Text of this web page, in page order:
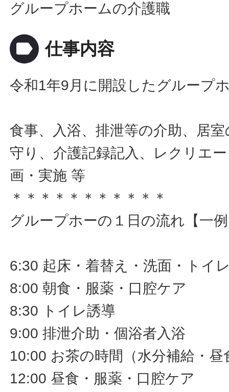
グループホームの介護職
label 仕事内容
令和1年9月に開設したグループ
食事、入浴、排泄等の介助、居
守り、介護記録記入、レクリエ
画・実施 等
＊＊＊＊＊＊＊＊＊＊＊
グループホーの１日の流れ【一
6:30 起床・着替え・洗面・トイ
8:00 朝食・服薬・口腔ケア
8:30 トイレ誘導
9:00 排泄介助・個浴者入浴
10:00 お茶の時間（水分補給・昼
12:00 昼食・服薬・口腔ケア